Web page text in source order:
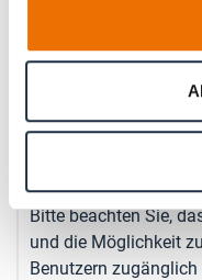
Bitte beachten Sie,
und die Möglichkeit
Benutzern zugänglich